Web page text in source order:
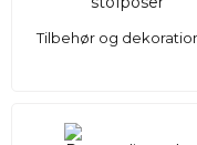
Tilbehør og